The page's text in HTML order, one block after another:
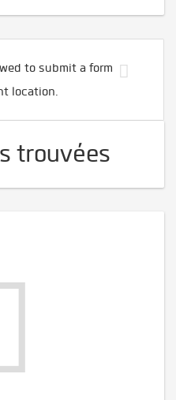
to submit a form
location.
trouvées